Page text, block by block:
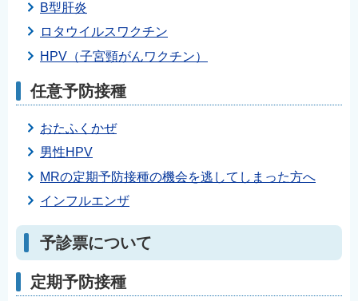
B型肝炎
ロタウイルスワクチン
HPV（子宮頸がんワクチン）
任意予防接種
おたふくかぜ
男性HPV
MRの定期予防接種の機会を逃してしまった方へ
インフルエンザ
予診票について
定期予防接種